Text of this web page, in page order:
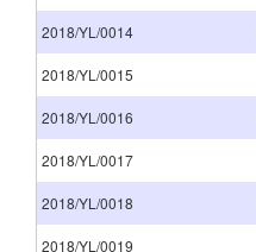
2018/YL/0014
2018/YL/0015
2018/YL/0016
2018/YL/0017
2018/YL/0018
2018/YL/0019